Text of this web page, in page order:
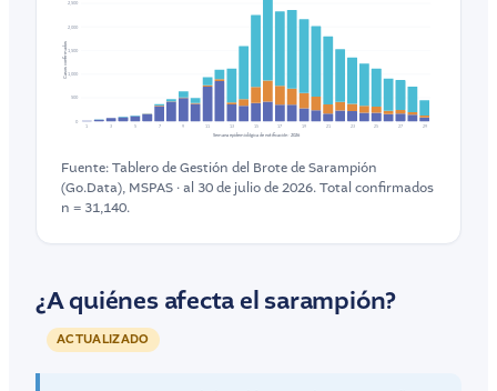
0
500
1,000
1,500
2,000
2,500
1 3 7 9 11 13 15 17 19 21 23 25 27 29
Semana epidemiológica de notificación · 2026
Casos confirmados
Fuente: Tablero de Gestión del Brote de Sarampión
(Go.Data), MSPAS · al 30 de julio de 2026. Total confirmados
n = 31,140.
¿A quiénes afecta el sarampión?
ACTUALIZADO